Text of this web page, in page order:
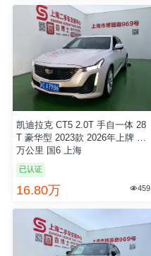
凯迪拉克 CT5 2.0T 手自一体 28
T 豪华型 2023款 2026年上牌 3.6
万公里 国6 上海
已认证
16.80万 459